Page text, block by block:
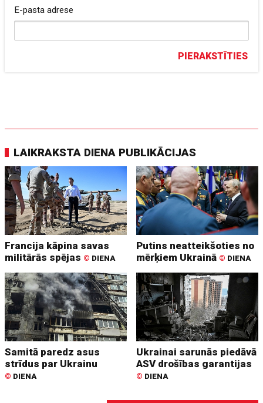
E-pasta adrese
PIERAKSTĪTIES
LAIKRAKSTA DIENA PUBLIKĀCIJAS
Francija kāpina savas
militārās spējas © DIENA
Putins neatteikšoties no
mērķiem Ukrainā © DIENA
Samitā paredz asus
strīdus par Ukrainu
© DIENA
Ukrainai sarunās piedāvā
ASV drošības garantijas
© DIENA